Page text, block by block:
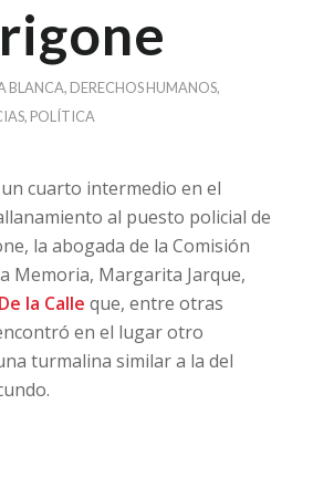
BLANCA, DERECHOS HUMANOS,
, POLÍTICA
cuarto intermedio en el
al puesto policial de
la abogada de la Comisión
Memoria, Margarita Jarque,
la Calle que, entre otras
en el lugar otro
turmalina similar a la del